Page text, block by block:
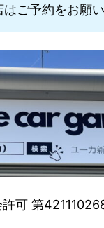
ご予約をお願
可 第